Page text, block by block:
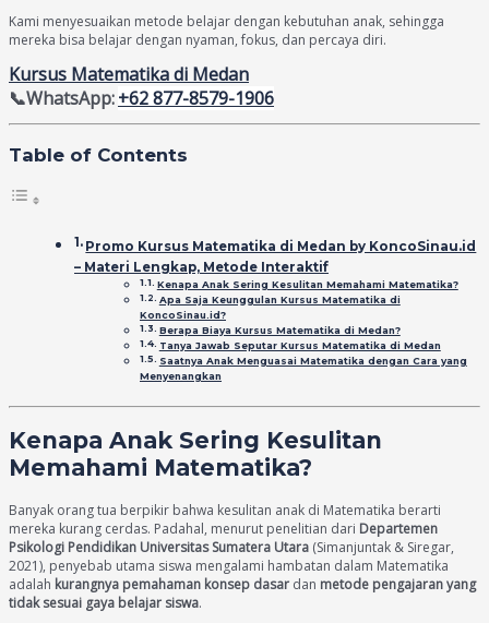
Kami menyesuaikan metode belajar dengan kebutuhan anak, sehingga
mereka bisa belajar dengan nyaman, fokus, dan percaya diri.
Kursus Matematika di Medan
📞WhatsApp:+62 877-8579-1906
Table of Contents
Promo Kursus Matematika di Medan by KoncoSinau.id
– Materi Lengkap, Metode Interaktif
Kenapa Anak Sering Kesulitan Memahami Matematika?
Apa Saja Keunggulan Kursus Matematika di
KoncoSinau.id?
Berapa Biaya Kursus Matematika di Medan?
Tanya Jawab Seputar Kursus Matematika di Medan
Saatnya Anak Menguasai Matematika dengan Cara yang
Menyenangkan
Kenapa Anak Sering Kesulitan
Memahami Matematika?
Banyak orang tua berpikir bahwa kesulitan anak di Matematika berarti
mereka kurang cerdas. Padahal, menurut penelitian dari Departemen
Psikologi Pendidikan Universitas Sumatera Utara (Simanjuntak & Siregar,
2021), penyebab utama siswa mengalami hambatan dalam Matematika
adalah kurangnya pemahaman konsep dasar dan metode pengajaran yang
tidak sesuai gaya belajar siswa.